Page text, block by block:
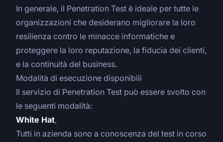
In generale, il Penetration Test è ideale per tutte le
organizzazioni che desiderano migliorare la loro
resilienza contro le minacce informatiche e
proteggere la loro reputazione, la fiducia dei clienti,
e la continuità del business.
Modalità di esecuzione disponibili
Il servizio di Penetration Test può essere svolto con
le seguenti modalità:
White Hat,
Tutti in azienda sono a conoscenza del test in corso